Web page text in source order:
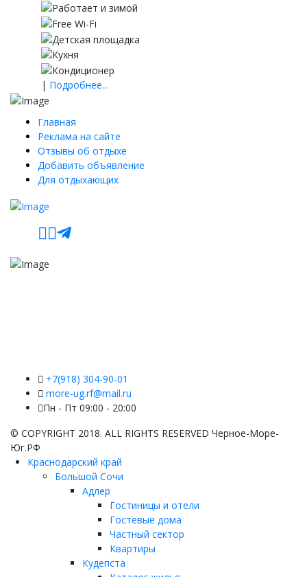
| Подробнее...
Главная
Реклама на сайте
Отзывы об отдыхе
Добавить объявление
Для отдыхающих
+7(918) 304-90-01
more-ug.rf@mail.ru
Пн - Пт 09:00 - 20:00
© COPYRIGHT 2018. ALL RIGHTS RESERVED Черное-Море-
Юг.РФ
Краснодарский край
Большой Сочи
Адлер
Гостиницы и отели
Гостевые дома
Частный сектор
Квартиры
Кудепста